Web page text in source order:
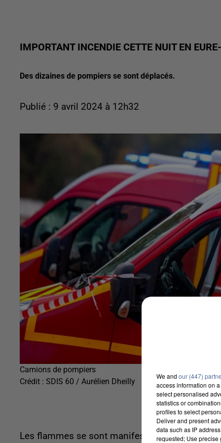
IMPORTANT INCENDIE CETTE NUIT EN
Des dizaines de pompiers se sont déplacés.
Publié : 9 avril 2024 à 12h32
Camions de pompiers
Crédit : SDIS 60 / Aurélien Dheilly
Les flammes se sont manifestées au sein d'un
We and our (447)
access information on
select personalised
statistics or
profiles to select
Deliver and present
data such as IP
requested; Use precise